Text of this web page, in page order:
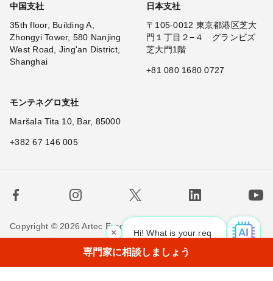
Hi! What is your request? 👀
×
中国支社
35th floor, Building A,
Zhongyi Tower, 580 Nanjing
West Road, Jing'an District,
Shanghai
日本支社
〒105-0012 東京都港区芝大
門１丁目２−４ グランビズ
芝大門1階
+81 080 1680 0727
モンテネグロ支社
Maršala Tita 10, Bar, 85000
+382 67 146 005
Copyright © 2026 Artec Europe. All rights reserved.
Cookieの使用に関する方針
お問い合わせ
専門家に相談しましょう